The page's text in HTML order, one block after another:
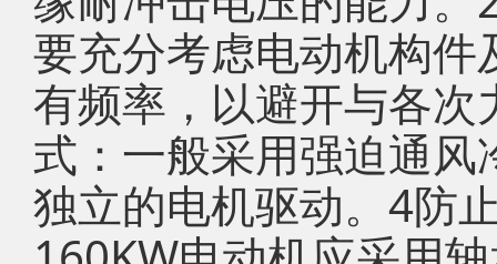
要充分考虑电动机构
有频率，以避开与各
式：一般采用强迫通
独立的电机驱动。4防